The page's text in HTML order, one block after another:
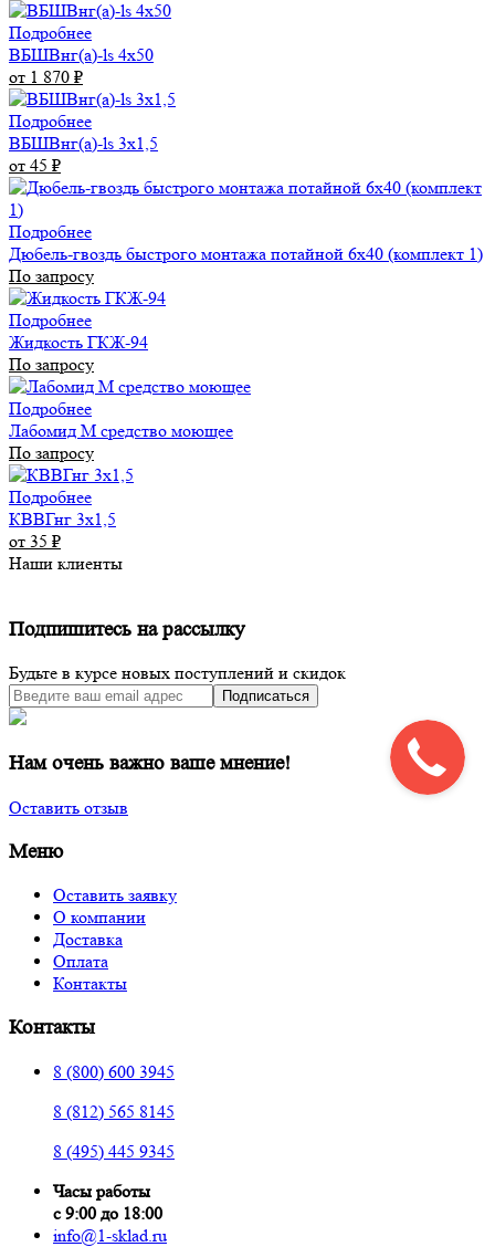
Подробнее
ВБШВнг(а)-ls 4x50
от 1 870 ₽
Подробнее
ВБШВнг(а)-ls 3х1,5
от 45 ₽
Подробнее
Дюбель-гвоздь быстрого монтажа потайной 6х40 (комплект 1)
По запросу
Подробнее
Жидкость ГКЖ-94
По запросу
Подробнее
Лабомид М средство моющее
По запросу
Подробнее
КВВГнг 3х1,5
от 35 ₽
Наши клиенты
Подпишитесь на рассылку
Будьте в курсе новых поступлений и скидок
Подписаться
Нам очень важно ваше мнение!
Оставить отзыв
Меню
Оставить заявку
О компании
Доставка
Оплата
Контакты
Контакты
8 (800) 600 3945
8 (812) 565 8145
8 (495) 445 9345
Часы работы
с 9:00 до 18:00
info@1-sklad.ru